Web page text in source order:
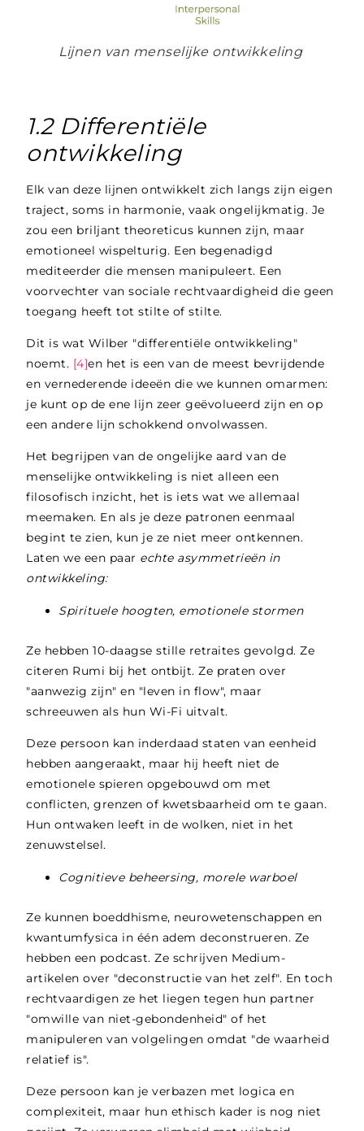
Lijnen van menselijke ontwikkeling
1.2 Differentiële
ontwikkeling
Elk van deze lijnen ontwikkelt zich langs zijn eigen
traject, soms in harmonie, vaak ongelijkmatig. Je
zou een briljant theoreticus kunnen zijn, maar
emotioneel wispelturig. Een begenadigd
mediteerder die mensen manipuleert. Een
voorvechter van sociale rechtvaardigheid die geen
toegang heeft tot stilte of stilte.
Dit is wat Wilber "differentiële ontwikkeling"
noemt. [4]en het is een van de meest bevrijdende
en vernederende ideeën die we kunnen omarmen:
je kunt op de ene lijn zeer geëvolueerd zijn en op
een andere lijn schokkend onvolwassen.
Het begrijpen van de ongelijke aard van de
menselijke ontwikkeling is niet alleen een
filosofisch inzicht, het is iets wat we allemaal
meemaken. En als je deze patronen eenmaal
begint te zien, kun je ze niet meer ontkennen.
Laten we een paar echte asymmetrieën in
ontwikkeling:
Spirituele hoogten, emotionele stormen
Ze hebben 10-daagse stille retraites gevolgd. Ze
citeren Rumi bij het ontbijt. Ze praten over
"aanwezig zijn" en "leven in flow", maar
schreeuwen als hun Wi-Fi uitvalt.
Deze persoon kan inderdaad staten van eenheid
hebben aangeraakt, maar hij heeft niet de
emotionele spieren opgebouwd om met
conflicten, grenzen of kwetsbaarheid om te gaan.
Hun ontwaken leeft in de wolken, niet in het
zenuwstelsel.
Cognitieve beheersing, morele warboel
Ze kunnen boeddhisme, neurowetenschappen en
kwantumfysica in één adem deconstrueren. Ze
hebben een podcast. Ze schrijven Medium-
artikelen over "deconstructie van het zelf". En toch
rechtvaardigen ze het liegen tegen hun partner
"omwille van niet-gebondenheid" of het
manipuleren van volgelingen omdat "de waarheid
relatief is".
Deze persoon kan je verbazen met logica en
complexiteit, maar hun ethisch kader is nog niet